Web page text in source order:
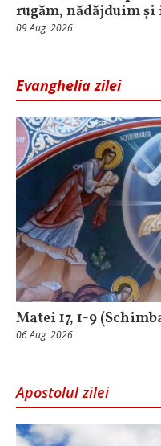
rugăm, nădăjduim
09 Aug, 2026
Evanghelia zilei
Matei 17, 1-9
06 Aug, 2026
Apostolul zilei